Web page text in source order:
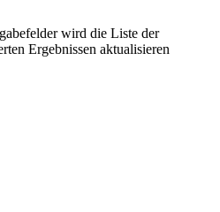
wird die Liste der
Ergebnissen aktualisieren